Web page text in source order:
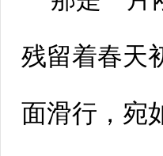
残留着春天
面滑行，宛